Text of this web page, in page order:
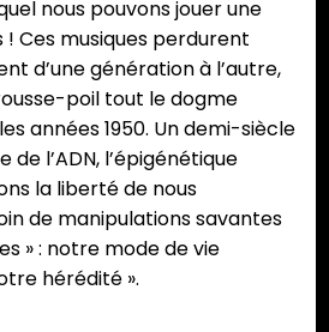
nous pouvons jouer une
! Ces musiques perdurent
d’une génération à l’autre,
poil tout le dogme
années 1950. Un demi-siècle
l’ADN, l’épigénétique
la liberté de nous
de manipulations savantes
» : notre mode de vie
hérédité ».